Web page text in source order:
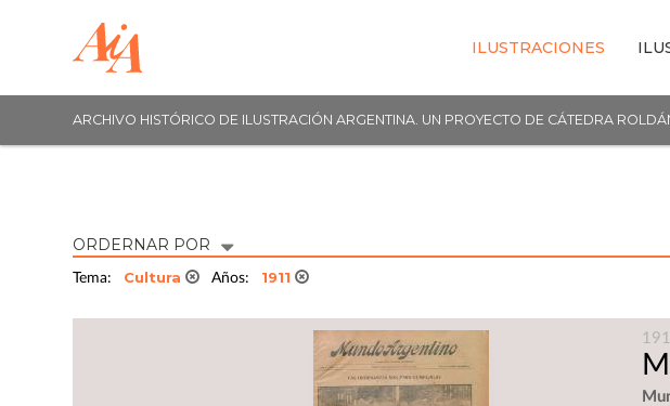
ILUSTRACIONES
ARCHIVO HISTÓRICO DE ILUSTRACIÓN ARGENTINA. UN PROYECTO DE CÁTEDRA
ORDERNAR POR
Tema: Cultura Años: 1911